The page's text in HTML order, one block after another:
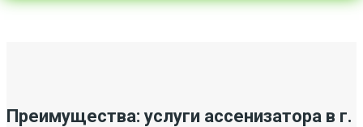
Преимущества: услуги ассенизатора в г.